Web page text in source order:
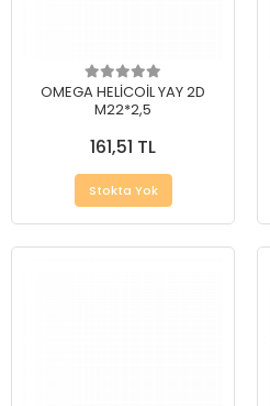
OMEGA HELİCOİL YAY 2D
M22*2,5
161,51 TL
Stokta Yok